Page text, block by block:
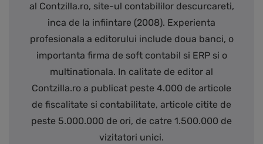
al Contzilla.ro, site-ul contabililor descurcareti,
inca de la infiintare (2008). Experienta
profesionala a editorului include doua banci, o
importanta firma de soft contabil si ERP si o
multinationala. In calitate de editor al
Contzilla.ro a publicat peste 4.000 de articole
de fiscalitate si contabilitate, articole citite de
peste 5.000.000 de ori, de catre 1.500.000 de
vizitatori unici.